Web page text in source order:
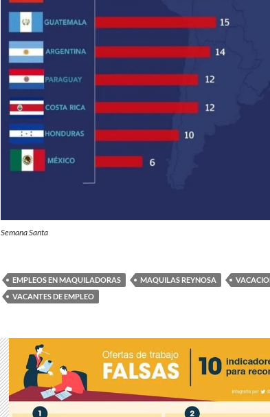
Semana Santa
EMPLEOS EN MAQUILADORAS MAQUILAS REYNOSA
VACANTES DE EMPLEO